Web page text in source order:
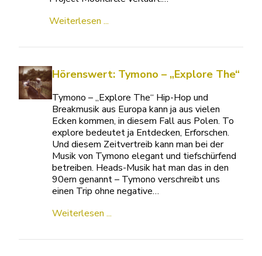
Weiterlesen ...
Hörenswert: Tymono – „Explore The“
Tymono – „Explore The“ Hip-Hop und
Breakmusik aus Europa kann ja aus vielen
Ecken kommen, in diesem Fall aus Polen. To
explore bedeutet ja Entdecken, Erforschen.
Und diesem Zeitvertreib kann man bei der
Musik von Tymono elegant und tiefschürfend
betreiben. Heads-Musik hat man das in den
90ern genannt – Tymono verschreibt uns
einen Trip ohne negative…
Weiterlesen ...